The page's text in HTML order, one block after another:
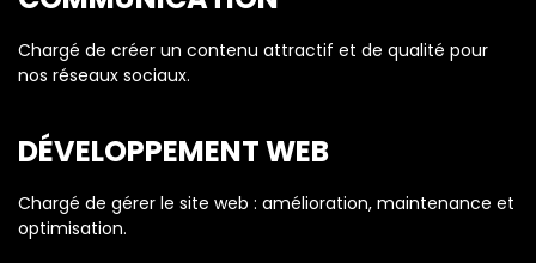
Chargé de créer un contenu attractif et de qualité pour
nos réseaux sociaux.
DÉVELOPPEMENT WEB
Chargé de gérer le site web : amélioration, maintenance et
optimisation.